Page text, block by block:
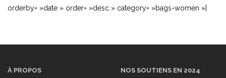
orderby= »date » order= »desc » category= »bags-women »]
À PROPOS NOS SOUTIENS EN 2024